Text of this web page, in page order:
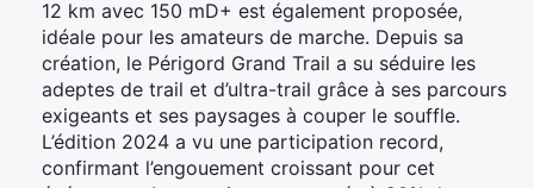
12 km avec 150 mD+ est également proposée,
idéale pour les amateurs de marche. Depuis sa
création, le Périgord Grand Trail a su séduire les
adeptes de trail et d’ultra-trail grâce à ses parcours
exigeants et ses paysages à couper le souffle.
L’édition 2024 a vu une participation record,
confirmant l’engouement croissant pour cet